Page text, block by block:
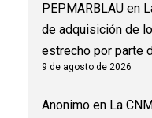
PEPMARBLAU en
de adquisición de
estrecho por parte
9 de agosto de 2026
Anonimo en La